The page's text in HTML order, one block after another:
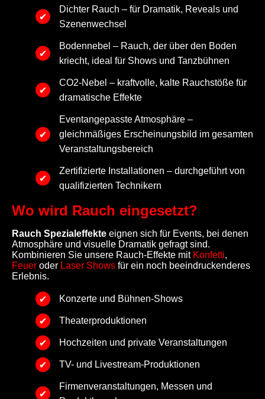
Dichter Rauch – für Dramatik, Reveals und
Szenenwechsel
Bodennebel – Rauch, der über den Boden
kriecht, ideal für Shows und Tanzbühnen
CO2-Nebel – kraftvolle, kalte Rauchstöße für
dramatische Effekte
Eventangepasste Atmosphäre –
gleichmäßiges Erscheinungsbild im gesamten
Veranstaltungsbereich
Zertifizierte Installationen – durchgeführt von
qualifizierten Technikern
Wo wird Rauch eingesetzt?
Rauch Spezialeffekte eignen sich für Events, bei denen
Atmosphäre und visuelle Dramatik gefragt sind.
Kombinieren Sie unsere Rauch-Effekte mit Konfetti,
Feuer oder Laser Shows für ein noch beeindruckenderes
Erlebnis.
Konzerte und Bühnen-Shows
Theaterproduktionen
Hochzeiten und private Veranstaltungen
TV- und Livestream-Produktionen
Firmenveranstaltungen, Messen und